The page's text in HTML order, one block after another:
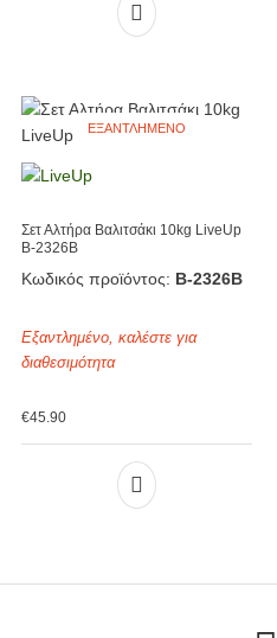
ΕΞΑΝΤΛΗΜΈΝΟ
Σετ Αλτήρα Βαλιτσάκι 10kg LiveUp
Β-2326Β
Κωδικός προϊόντος: Β-2326Β
Εξαντλημένο, καλέστε για
διαθεσιμότητα
€45.90